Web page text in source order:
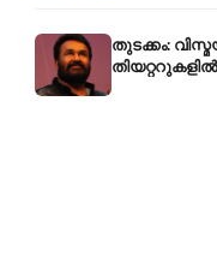
തുടക്കം: